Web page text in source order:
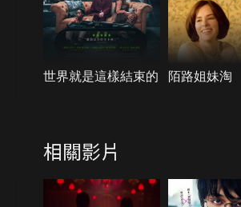
世界就是這樣結束的 陌路姐妹淘
相關影片